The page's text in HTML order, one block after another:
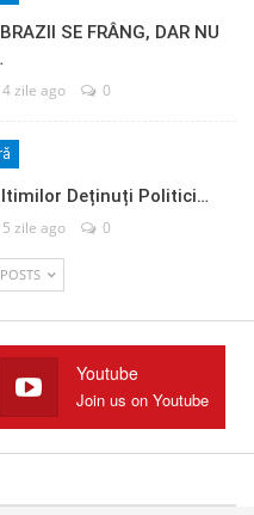
SE FRÂNG, DAR NU
4 zile ago 0
Deținuți Politici…
5 zile ago 0
Youtube
Join us on Youtube